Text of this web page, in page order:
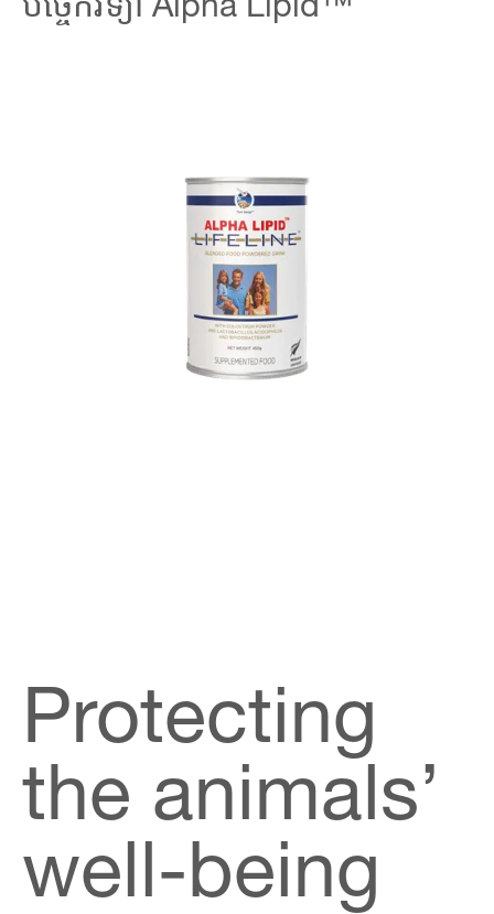
ដែលបានចេញផ្សាយដែលជាអ្នកនាំមុខគេចំពោះ Alpha Lipid™
ដោយឡែកពីគ្នាការពារសារធាតុ ចិញ្ចឹម នៅពេលដែលវាឆ្លងកាត់
បរិស្ថានពោះ ដ៏ធ្ងន់ធ្ងររបស់យើង។ ដោយបច្ចេកវិទ្យាអាល់ហ្វាលីពីដ™
ទាំងទឹកនិងសារធាតុធាត់ក្នុងទឹកដោះដំបូង ធ្វើឲ្យប្រសើរឡើងនូវការ
រីករាលដាល និងការស្រូបយក ភាគល្អិតកូឡូស្ត្រូម ចូលទៅក្នុងរាងកាយ
Protecting
the animals’
well-being